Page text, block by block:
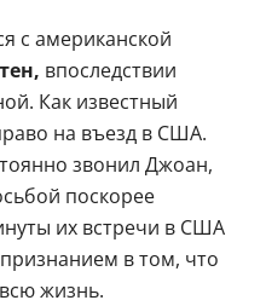
с американской
впоследствии
Как известный
на въезд в США.
звонил Джоан,
поскорее
их встречи в США
в том, что
жизнь.